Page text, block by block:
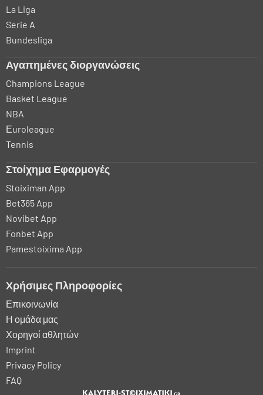
La Liga
Serie A
Bundesliga
Αγαπημένες διοργανώσεις
Champions League
Basket League
NBA
Εuroleague
Tennis
Στοίχημα Εφαρμογές
Stoiximan App
Bet365 App
Novibet App
Fonbet App
Pamestoixima App
Χρήσιμες Πληροφορίες
Επικοινωνία
Η ομάδα μας
Χορηγοί αθλητών
Imprint
Privacy Policy
FAQ